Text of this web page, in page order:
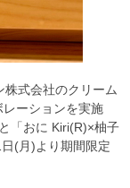
式会社のクリーム
ーションを実施
「おに Kiri(R)×柚子
(月)より期間限定